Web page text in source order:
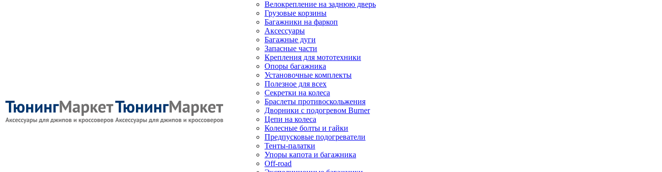
Велокрепление на заднюю дверь
Грузовые корзины
Багажники на фаркоп
Аксессуары
Багажные дуги
Запасные части
Крепления для мототехники
Опоры багажника
Установочные комплекты
Полезное для всех
Секретки на колеса
Браслеты противоскольжения
Дворники с подогревом Burner
Цепи на колеса
Колесные болты и гайки
Предпусковые подогреватели
Тенты-палатки
Упоры капота и багажника
Off-road